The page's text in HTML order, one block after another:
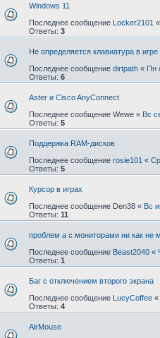
Windows 11
Последнее сообщение Locker2101 «
Ответы: 3
Не определяется клавиатура в
Последнее сообщение dirtpath « Пн
Ответы: 6
Aster и Cisco AnyConnect
Последнее сообщение Wewe « Вс
Ответы: 5
Поддержка RAM-дисков
Последнее сообщение rosie101 «
Ответы: 5
Курсор в играх
Последнее сообщение Den38 « Вс
Ответы: 11
проблем а с мониторами ни как не
Последнее сообщение Beast2040 «
Ответы: 1
Баг с отключением второго экрана
Последнее сообщение LucyCoffee «
Ответы: 4
AirMouse